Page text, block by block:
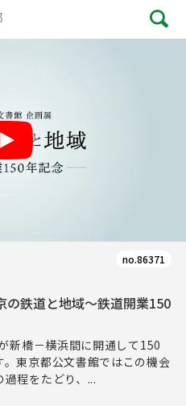
no.86371
の鉄道と地域～鉄道開業150
新橋－横浜間に開通して150
東京都公文書館ではこの機会
程をたどり、...